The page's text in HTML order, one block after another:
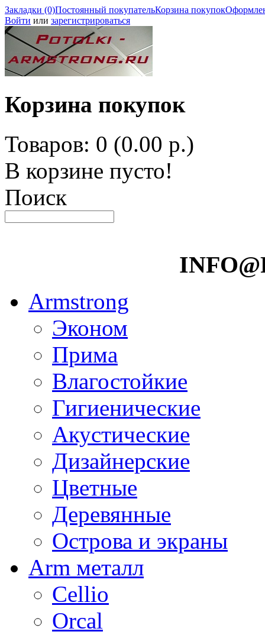
Закладки (0)Постоянный покупательКорзина покупок
Войти или зарегистрироваться
Корзина покупок
Товаров: 0 (0.00 р.)
В корзине пусто!
Поиск
Armstrong
Эконом
Прима
Влагостойкие
Гигиенические
Акустические
Дизайнерские
Цветные
Деревянные
Острова и экраны
Arm металл
Cellio
Orcal